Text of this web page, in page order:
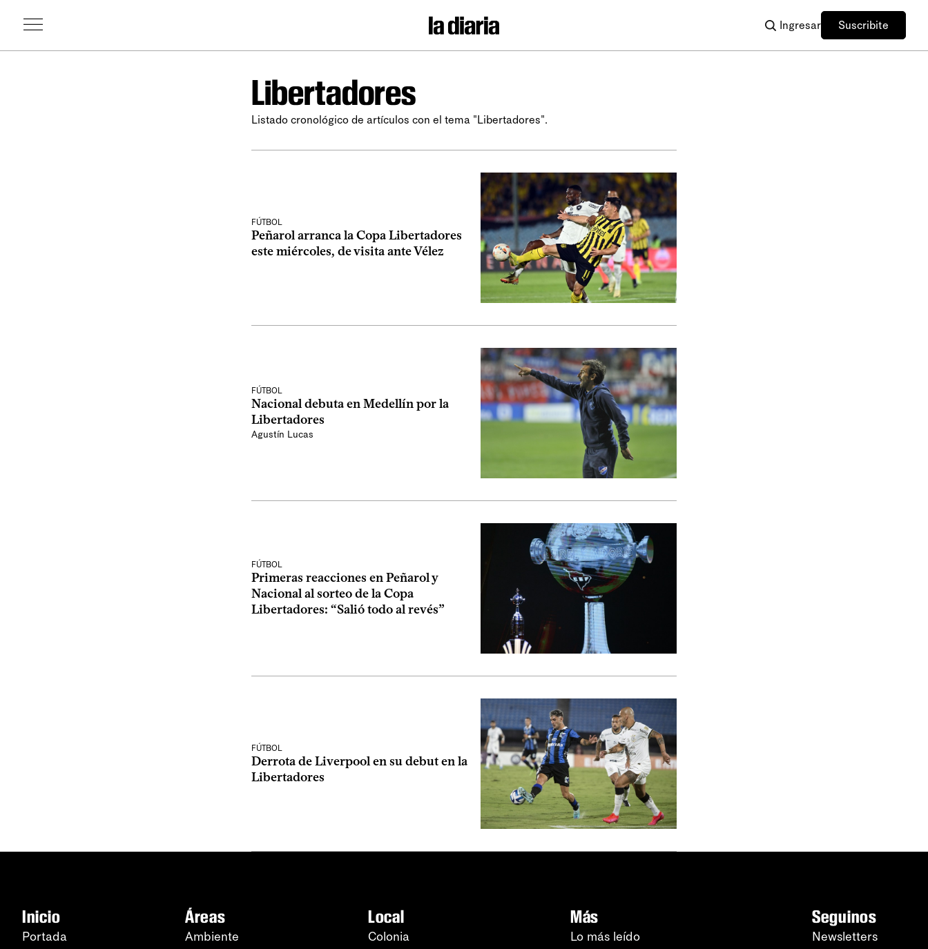
Ingresar Suscribite
Libertadores
Listado cronológico de artículos con el tema "Libertadores".
FÚTBOL
Peñarol arranca la Copa Libertadores
este miércoles, de visita ante Vélez
FÚTBOL
Nacional debuta en Medellín por la
Libertadores
Agustín Lucas
FÚTBOL
Primeras reacciones en Peñarol y
Nacional al sorteo de la Copa
Libertadores: “Salió todo al revés”
FÚTBOL
Derrota de Liverpool en su debut en la
Libertadores
Inicio
Portada
Áreas
Ambiente
Local
Colonia
Más
Lo más leído
Seguinos
Newsletters